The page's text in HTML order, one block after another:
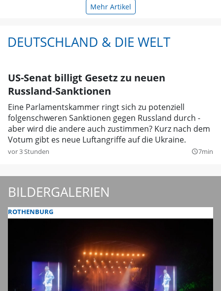
Mehr Artikel
DEUTSCHLAND & DIE WELT
US-Senat billigt Gesetz zu neuen
Russland-Sanktionen
Eine Parlamentskammer ringt sich zu potenziell
folgenschweren Sanktionen gegen Russland durch -
aber wird die andere auch zustimmen? Kurz nach dem
Votum gibt es neue Luftangriffe auf die Ukraine.
vor 3 Stunden query_builder7min
BILDERGALERIEN
ROTHENBURG